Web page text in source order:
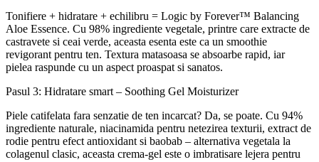
Tonifiere + hidratare + echilibru = Logic by Forever™ Balancing
Aloe Essence. Cu 98% ingrediente vegetale, printre care extracte de
castravete si ceai verde, aceasta esenta este ca un smoothie
revigorant pentru ten. Textura matasoasa se absoarbe rapid, iar
pielea raspunde cu un aspect proaspat si sanatos.
Pasul 3: Hidratare smart – Soothing Gel Moisturizer
Piele catifelata fara senzatie de ten incarcat? Da, se poate. Cu 94%
ingrediente naturale, niacinamida pentru netezirea texturii, extract de
rodie pentru efect antioxidant si baobab – alternativa vegetala la
colagenul clasic, aceasta crema-gel este o imbratisare lejera pentru